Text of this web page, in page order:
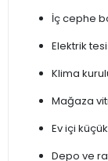
İç cephe
Elektrik
Klima
Mağaza
Ev içi
Depo ve